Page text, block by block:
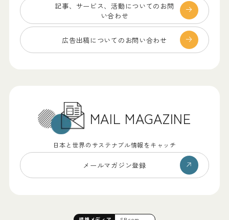
記事、サービス、 活動についてのお問
い合わせ
広告出稿についての お問い合わせ
MAIL MAGAZINE
日本と世界のサステナブル情報をキャッチ
メールマガジン登録